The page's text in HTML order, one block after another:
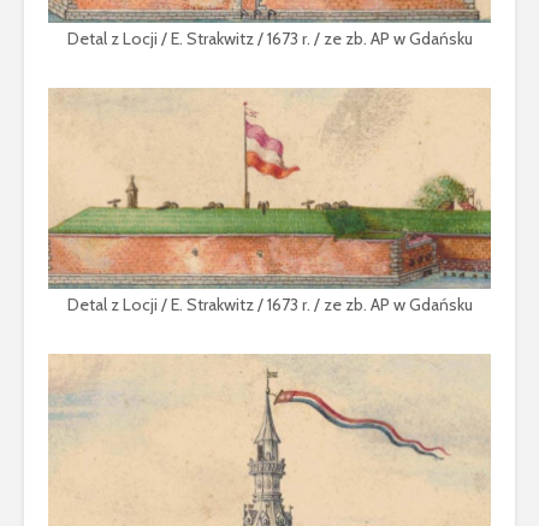
Detal z Locji / E. Strakwitz / 1673 r. / ze zb. AP w Gdańsku
Detal z Locji / E. Strakwitz / 1673 r. / ze zb. AP w Gdańsku
historycznych
odwadze,
zwycięstwo
osiągniemy” –
rozkazy dla floty
bitwy oliwskiej 1627
r.
XVI-XVII